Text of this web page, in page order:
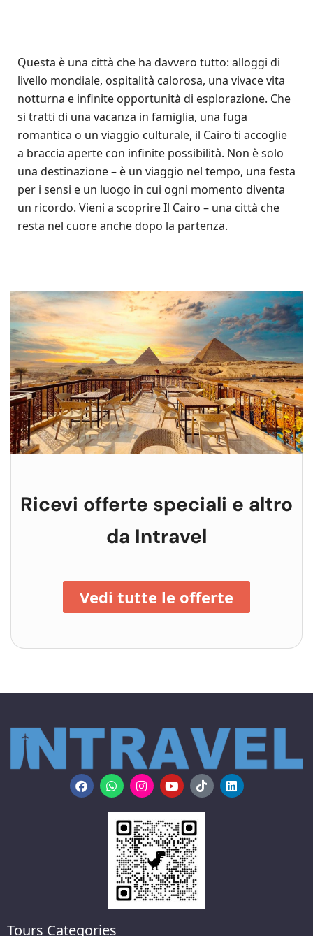
Questa è una città che ha davvero tutto: alloggi di
livello mondiale, ospitalità calorosa, una vivace vita
notturna e infinite opportunità di esplorazione. Che
si tratti di una vacanza in famiglia, una fuga
romantica o un viaggio culturale, il Cairo ti accoglie
a braccia aperte con infinite possibilità. Non è solo
una destinazione – è un viaggio nel tempo, una festa
per i sensi e un luogo in cui ogni momento diventa
un ricordo. Vieni a scoprire Il Cairo – una città che
resta nel cuore anche dopo la partenza.
Ricevi offerte speciali e altro
da Intravel
Vedi tutte le offerte
Tours Categories